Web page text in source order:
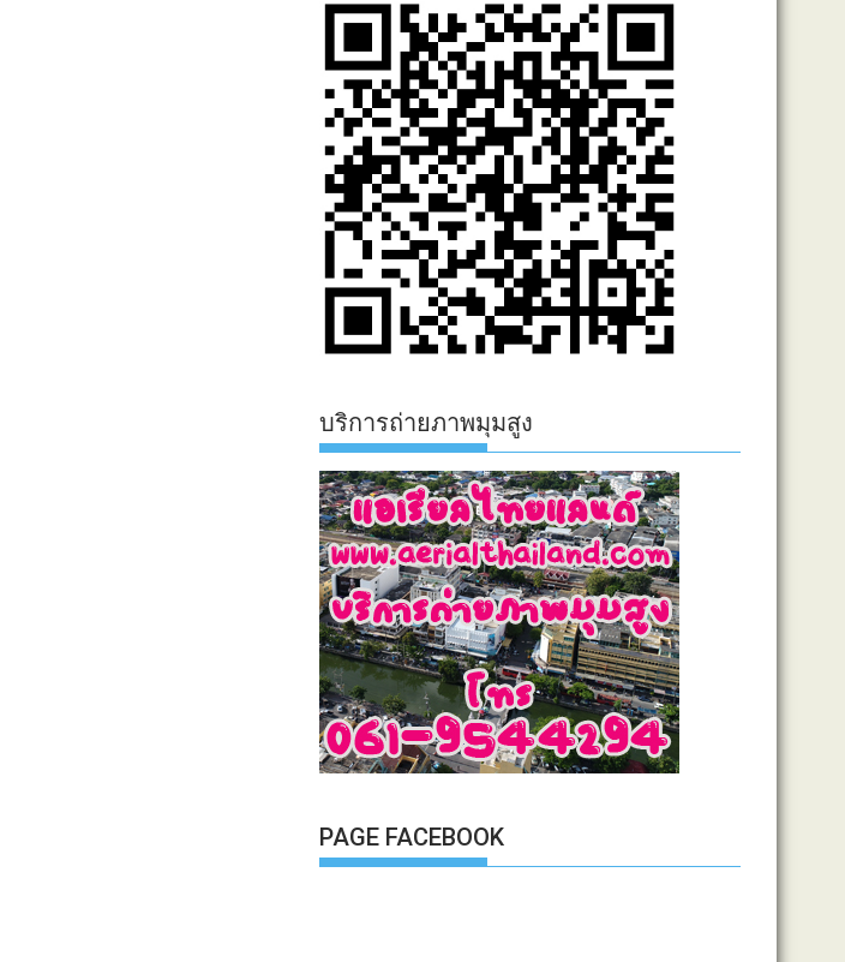
บริการถ่ายภาพมุมสูง
PAGE FACEBOOK